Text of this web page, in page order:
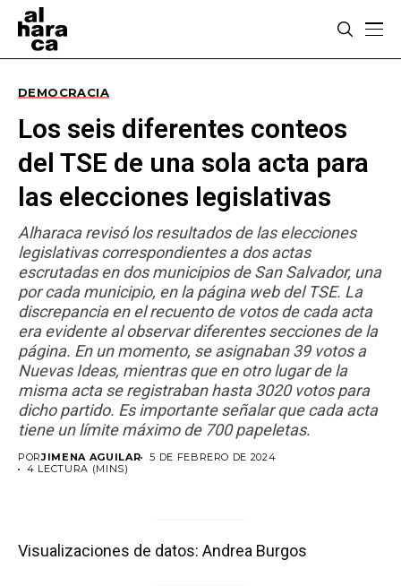
DEMOCRACIA
Los seis diferentes conteos
del TSE de una sola acta para
las elecciones legislativas
Alharaca revisó los resultados de las elecciones
legislativas correspondientes a dos actas
escrutadas en dos municipios de San Salvador, una
por cada municipio, en la página web del TSE. La
discrepancia en el recuento de votos de cada acta
era evidente al observar diferentes secciones de la
página. En un momento, se asignaban 39 votos a
Nuevas Ideas, mientras que en otro lugar de la
misma acta se registraban hasta 3020 votos para
dicho partido. Es importante señalar que cada acta
tiene un límite máximo de 700 papeletas.
PORJIMENA AGUILAR
5 DE FEBRERO DE 2024
4 LECTURA (MINS)
Visualizaciones de datos: Andrea Burgos